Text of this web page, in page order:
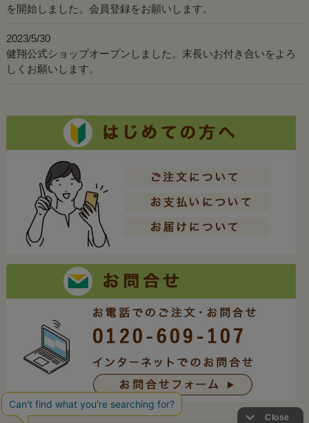
を開始しました。会員登録をお願いします。
2023/5/30
健翔公式ショップオープンしました。末長いお付き合いをよろ
しくお願いします。